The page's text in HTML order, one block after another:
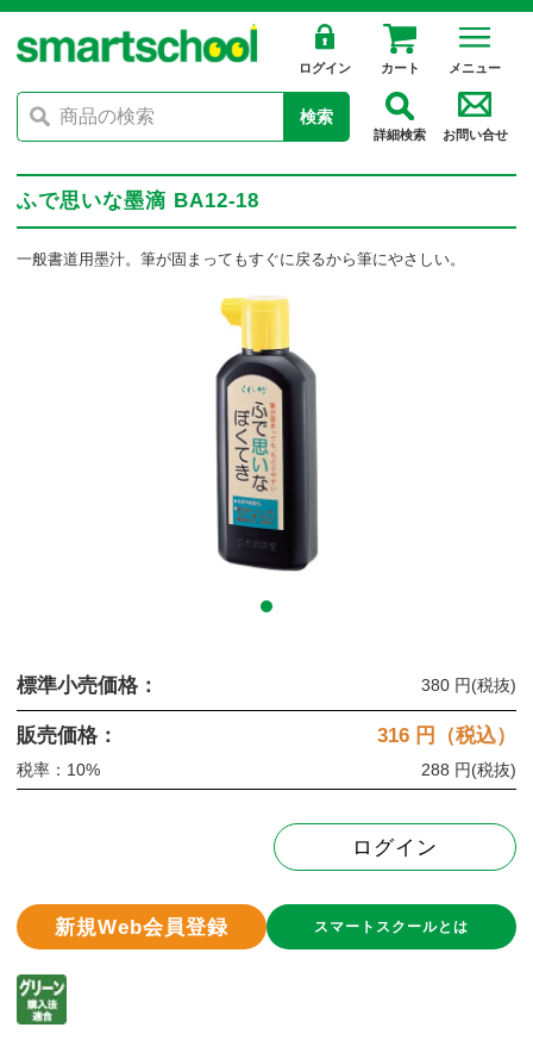
ログイン カート メニュー
検索
詳細検索 お問い合せ
ふで思いな墨滴 BA12-18
一般書道用墨汁。筆が固まってもすぐに戻るから筆にやさしい。
標準小売価格： 380 円(税抜)
販売価格： 316 円（税込）
税率：10% 288 円(税抜)
ログイン
新規Web会員登録 スマートスクールとは